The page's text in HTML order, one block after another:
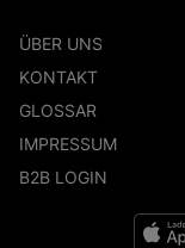
ÜBER UNS
KONTAKT
GLOSSAR
IMPRESSUM
B2B LOGIN